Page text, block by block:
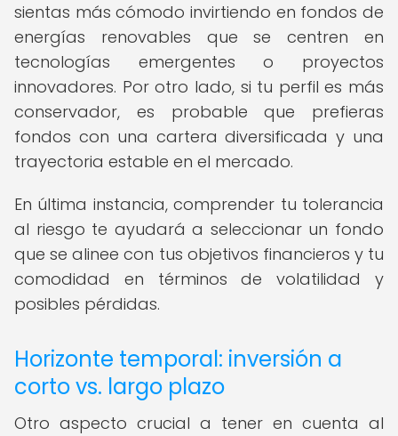
sientas más cómodo invirtiendo en fondos de
energías renovables que se centren en
tecnologías emergentes o proyectos
innovadores. Por otro lado, si tu perfil es más
conservador, es probable que prefieras
fondos con una cartera diversificada y una
trayectoria estable en el mercado.
En última instancia, comprender tu tolerancia
al riesgo te ayudará a seleccionar un fondo
que se alinee con tus objetivos financieros y tu
comodidad en términos de volatilidad y
posibles pérdidas.
Horizonte temporal: inversión a
corto vs. largo plazo
Otro aspecto crucial a tener en cuenta al